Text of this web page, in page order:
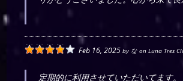
Feb 16, 2025 by な onLuna Tres
定期的に利用させていただいてます。